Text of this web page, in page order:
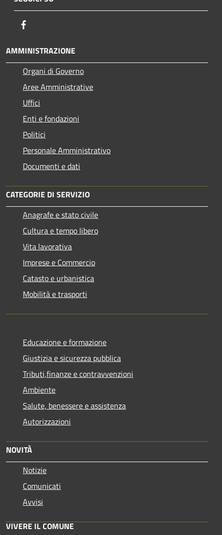
AMMINISTRAZIONE
Organi di Governo
Aree Amministrative
Uffici
Enti e fondazioni
Politici
Personale Amministrativo
Documenti e dati
CATEGORIE DI SERVIZIO
Anagrafe e stato civile
Cultura e tempo libero
Vita lavorativa
Imprese e Commercio
Catasto e urbanistica
Mobilità e trasporti
Educazione e formazione
Giustizia e sicurezza pubblica
Tributi,finanze e contravvenzioni
Ambiente
Salute, benessere e assistenza
Autorizzazioni
NOVITÀ
Notizie
Comunicati
Avvisi
VIVERE IL COMUNE